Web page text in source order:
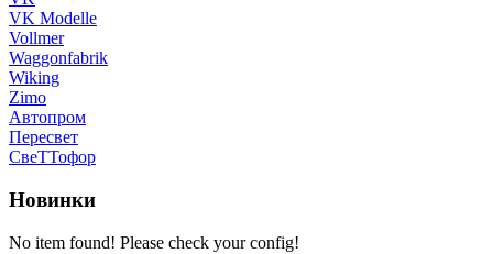
VK Modelle
Vollmer
Waggonfabrik
Wiking
Zimo
Автопром
Пересвет
СвеТТофор
Новинки
No item found! Please check your config!